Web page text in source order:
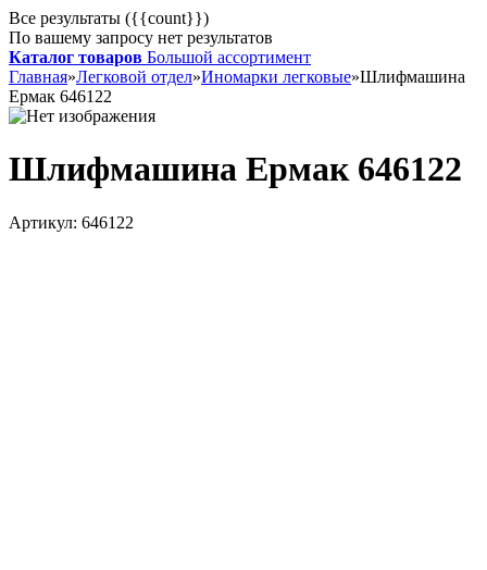
Все результаты ({{count}})
По вашему запросу нет результатов
Каталог товаров Большой ассортимент
Главная»Легковой отдел»Иномарки легковые»Шлифмашина
Ермак 646122
Шлифмашина Ермак 646122
Артикул: 646122